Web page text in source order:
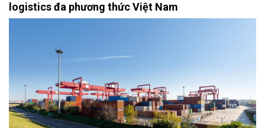
logistics đa phương thức Việt Nam